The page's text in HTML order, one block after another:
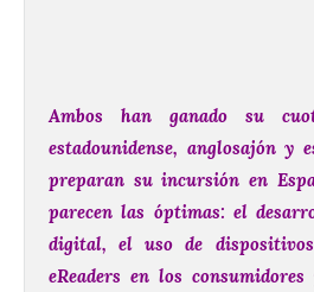
Ambos han ganado su
estadounidense, anglosajón y
preparan su incursión en
parecen las óptimas: el
digital, el uso de
eReaders en los